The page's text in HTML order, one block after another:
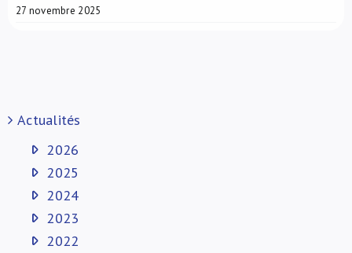
27 novembre 2025
Actualités
2026
2025
2024
2023
2022